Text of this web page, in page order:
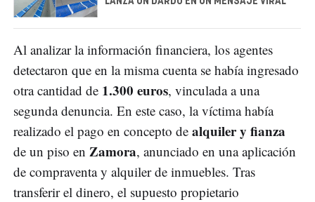
Al analizar la información financiera, los agentes
detectaron que en la misma cuenta se había ingresado
otra cantidad de 1.300 euros, vinculada a una
segunda denuncia. En este caso, la víctima había
realizado el pago en concepto de alquiler y fianza
de un piso en Zamora, anunciado en una aplicación
de compraventa y alquiler de inmuebles. Tras
transferir el dinero, el supuesto propietario